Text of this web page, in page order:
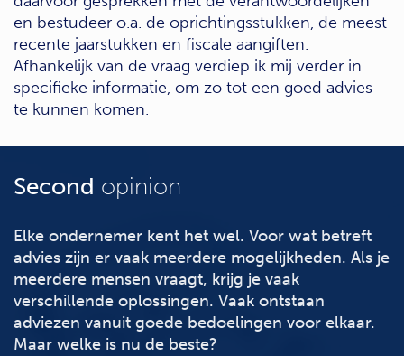
en bestudeer o.a. de oprichtingsstukken, de meest
recente jaarstukken en fiscale aangiften.
Afhankelijk van de vraag verdiep ik mij verder in
specifieke informatie, om zo tot een goed advies
te kunnen komen.
Second opinion
Elke ondernemer kent het wel. Voor wat betreft
advies zijn er vaak meerdere mogelijkheden. Als je
meerdere mensen vraagt, krijg je vaak
verschillende oplossingen. Vaak ontstaan
adviezen vanuit goede bedoelingen voor elkaar.
Maar welke is nu de beste?